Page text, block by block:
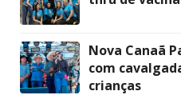
Nova Canaã
com
crianças